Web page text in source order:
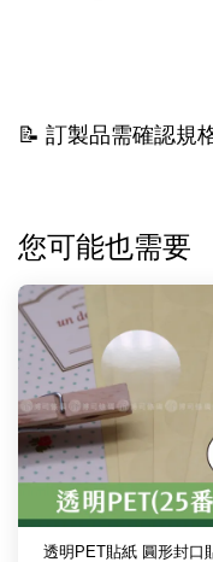
📝 訂製品需確認規
您可能也需要
透明PET貼紙 圓形封口